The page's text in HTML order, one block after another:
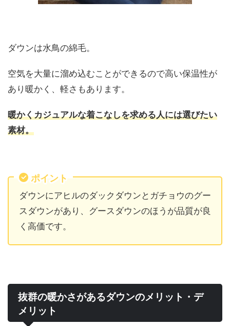
ダウンは水鳥の綿毛。
空気を大量に溜め込むことができるので高い保温性が
あり暖かく、軽さもあります。
暖かくカジュアルな着こなしを求める人には選びたい
素材。
ポイント
ダウンにアヒルのダックダウンとガチョウのグー
スダウンがあり、グースダウンのほうが品質が良
く高価です。
抜群の暖かさがあるダウンのメリット・デ
メリット